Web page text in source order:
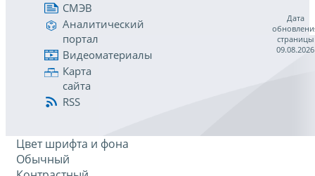
СМЭВ
Аналитический
портал
Видеоматериалы
Карта
сайта
RSS
Дата
страницы
09.08.2026
Цвет шрифта и фона
Обычный